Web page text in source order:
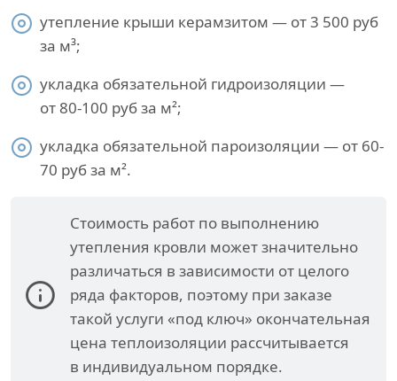
утепление крыши керамзитом — от 3 500 руб
за м³;
укладка обязательной гидроизоляции —
от 80-100 руб за м²;
укладка обязательной пароизоляции — от 60-
70 руб за м².
Стоимость работ по выполнению
утепления кровли может значительно
различаться в зависимости от целого
ряда факторов, поэтому при заказе
такой услуги «под ключ» окончательная
цена теплоизоляции рассчитывается
в индивидуальном порядке.